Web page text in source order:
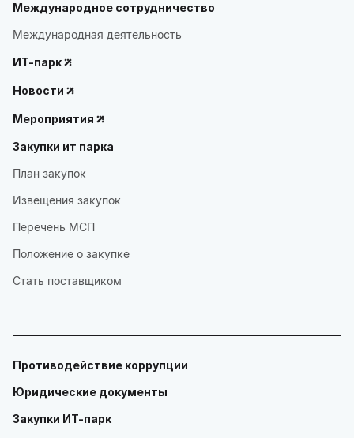
Международное сотрудничество
Международная деятельность
ИТ-парк
Новости
Мероприятия
Закупки ит парка
План закупок
Извещения закупок
Перечень МСП
Положение о закупке
Стать поставщиком
Противодействие коррупции
Юридические документы
Закупки ИТ-парк